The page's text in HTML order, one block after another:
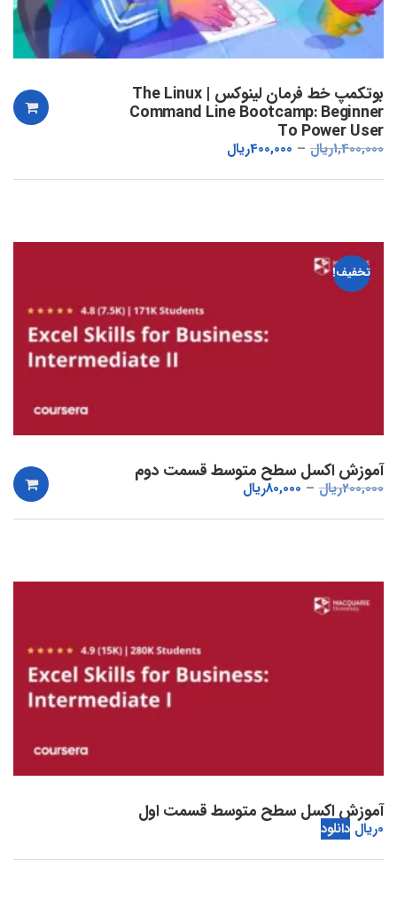
بوتکمپ خط فرمان لینوکس | The Linux
Command Line Bootcamp: Beginner
To Power User
1,400,000ریال 400,000ریال
تخفیف!
آموزش اکسل سطح متوسط قسمت دوم
200,000ریال 80,000ریال
آموزش اکسل سطح متوسط قسمت اول
0ریال دانلود